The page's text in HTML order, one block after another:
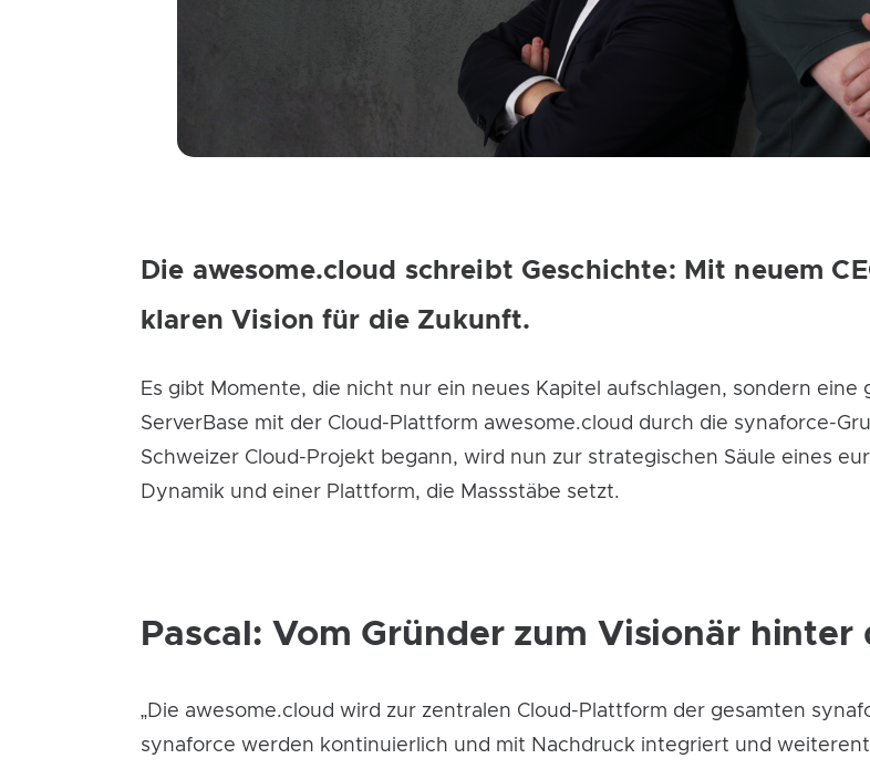
Die awesome.cloud schreibt Geschichte: Mit neuem
klaren Vision für die Zukunft.
Es gibt Momente, die nicht nur ein neues Kapitel aufschlagen, sondern
ServerBase mit der Cloud-Plattform awesome.cloud durch die synaforce-
Schweizer Cloud-Projekt begann, wird nun zur strategischen Säule eines
Dynamik und einer Plattform, die Massstäbe setzt.
Pascal: Vom Gründer zum Visionär hinter
„Die awesome.cloud wird zur zentralen Cloud-Plattform der gesamten
synaforce werden kontinuierlich und mit Nachdruck integriert und